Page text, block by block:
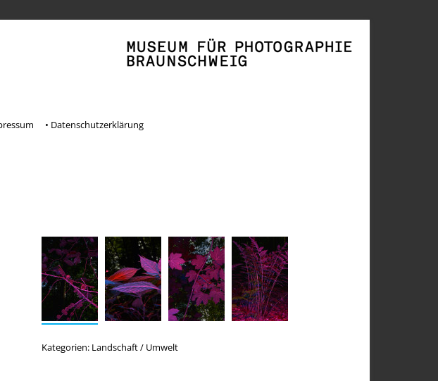
• Datenschutzerklärung
Kategorien: Landschaft / Umwelt